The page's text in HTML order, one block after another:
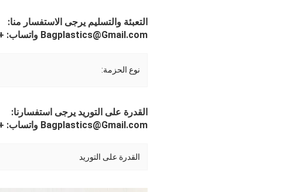
التعبئة والتسليم يرجى الاستفسار منا:
Bagplastics@Gmail.com واتساب: +8613780964661
نوع الحزمة:
القدرة على التوريد يرجى استفسارنا:
Bagplastics@Gmail.com واتساب: +8613780964661
القدرة على التوريد